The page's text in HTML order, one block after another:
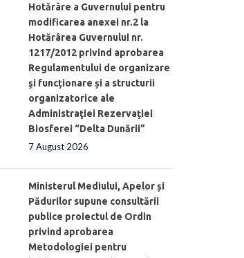
Hotărâre a Guvernului pentru
modificarea anexei nr.2 la
Hotărârea Guvernului nr.
1217/2012 privind aprobarea
Regulamentului de organizare
şi funcționare și a structurii
organizatorice ale
Administraţiei Rezervaţiei
Biosferei “Delta Dunării”
7 August 2026
Ministerul Mediului, Apelor și
Pădurilor supune consultării
publice proiectul de Ordin
privind aprobarea
Metodologiei pentru